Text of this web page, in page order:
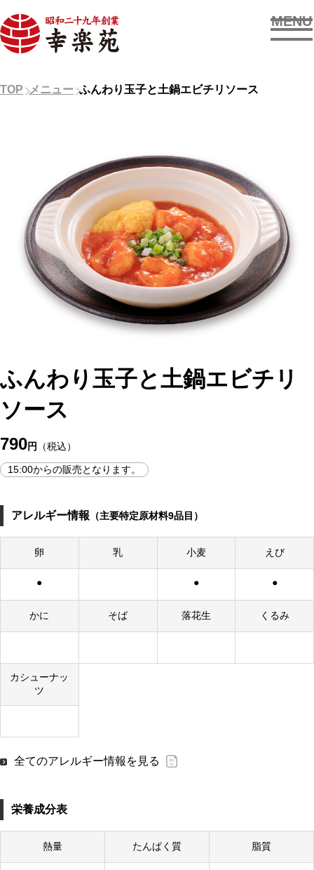
MENU
お店を探す
新着情報
OUR SUPPORTERS
TOP メニュー ふんわり玉子と土鍋エビチリソース
ふんわり玉子と土鍋エビチリ
ソース
790円 （税込）
15:00からの販売となります。
アレルギー情報 （主要特定原材料9品目）
卵
●
乳 小麦
●
えび
●
かに そば 落花生 くるみ
カシューナッ
ツ
全てのアレルギー情報を見る
栄養成分表
熱量 たんぱく質 脂質